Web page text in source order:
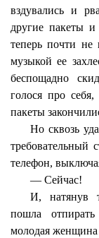
вздувались и
другие пакеты
теперь почти
музыкой ее
беспощадно
голося про
пакеты
Но сквозь
требовательный
телефон,
— Сейчас!
И, натянув
пошла
молодая женщина